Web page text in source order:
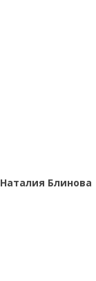
Наталия Блинова